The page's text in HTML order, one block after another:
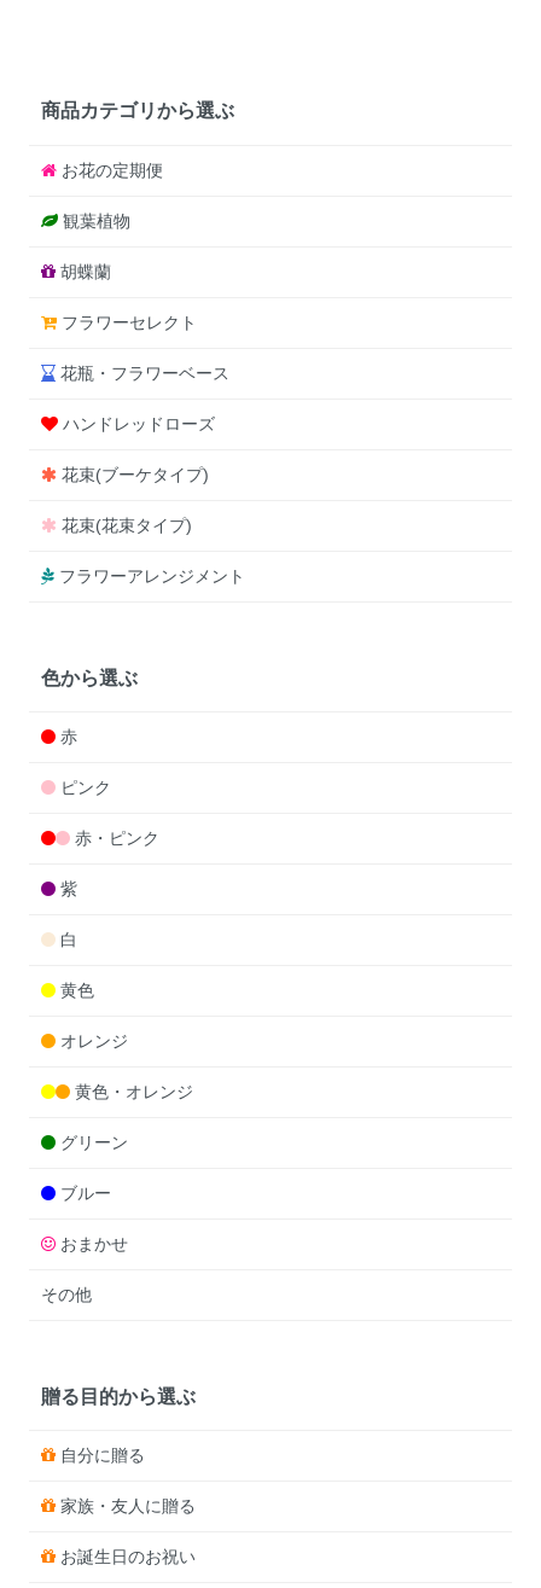
商品カテゴリから選ぶ
お花の定期便
観葉植物
胡蝶蘭
フラワーセレクト
花瓶・フラワーベース
ハンドレッドローズ
花束(ブーケタイプ)
花束(花束タイプ)
フラワーアレンジメント
色から選ぶ
赤
ピンク
赤・ピンク
紫
白
黄色
オレンジ
黄色・オレンジ
グリーン
ブルー
おまかせ
その他
贈る目的から選ぶ
自分に贈る
家族・友人に贈る
お誕生日のお祝い